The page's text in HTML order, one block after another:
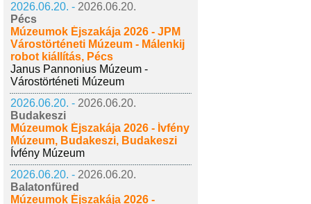
2026.06.20. - 2026.06.20.
Pécs
Múzeumok Éjszakája 2026 - JPM
Várostörténeti Múzeum - Málenkij
robot kiállítás, Pécs
Janus Pannonius Múzeum -
Várostörténeti Múzeum
2026.06.20. - 2026.06.20.
Budakeszi
Múzeumok Éjszakája 2026 - Ívfény
Múzeum, Budakeszi, Budakeszi
Ívfény Múzeum
2026.06.20. - 2026.06.20.
Balatonfüred
Múzeumok Éjszakája 2026 -